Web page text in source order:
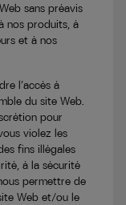
sans préavis
nos produits, à
et à nos
l’accès à
du site Web.
pour
violez les
fins illégales
à la sécurité
permettre de
Web et/ou le